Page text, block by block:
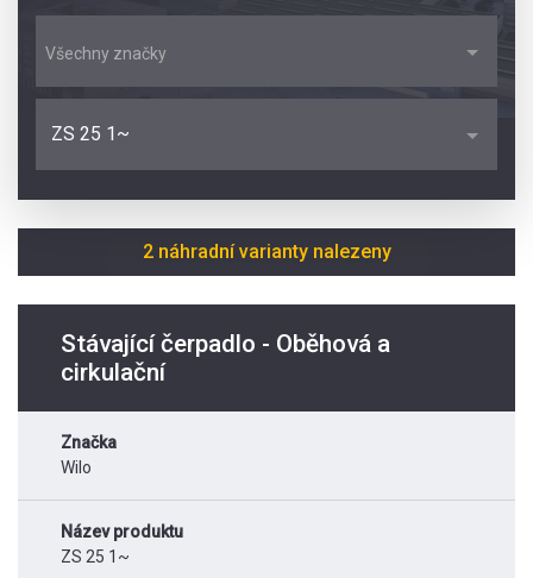
Všechny značky
ZS 25 1~
2 náhradní varianty nalezeny
Stávající čerpadlo - Oběhová a
cirkulační
Značka
Wilo
Název produktu
ZS 25 1~